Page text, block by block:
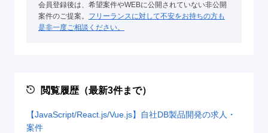
会員登録後は、希望案件やWEBに公開されていない非公開
案件のご提案。 フリーランスに対して不安をお持ちの方も
是非一度ご相談ください。
閲覧履歴（最新3件まで）
【JavaScript/React.js/Vue.js】自社DB製品開発の求人・
案件